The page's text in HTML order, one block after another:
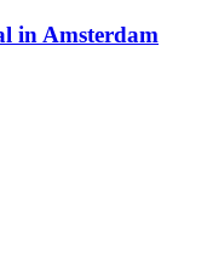
in Amsterdam